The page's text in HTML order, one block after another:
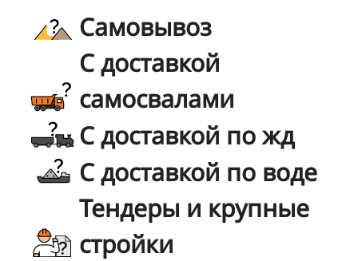
Самовывоз
С доставкой
самосвалами
С доставкой по жд
С доставкой по воде
Тендеры и крупные
стройки